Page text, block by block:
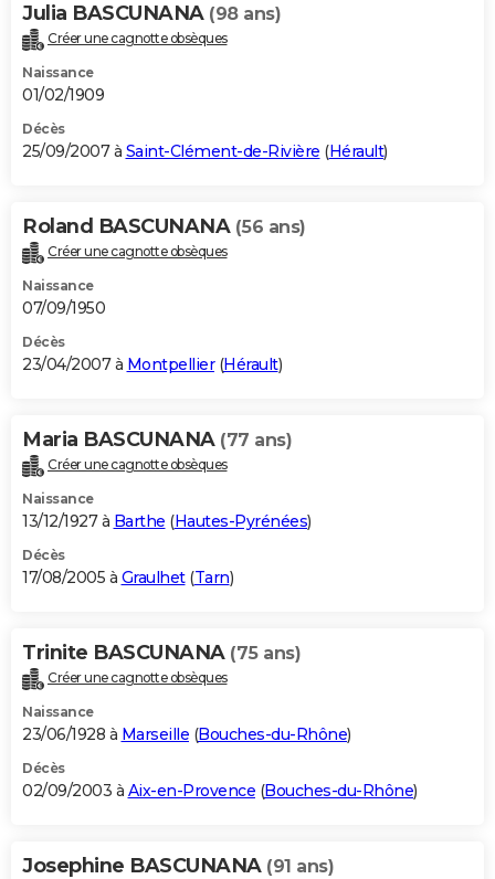
Julia BASCUNANA (98 ans)
Créer une cagnotte obsèques
Naissance
01/02/1909
Décès
25/09/2007 à Saint-Clément-de-Rivière (Hérault)
Roland BASCUNANA (56 ans)
Créer une cagnotte obsèques
Naissance
07/09/1950
Décès
23/04/2007 à Montpellier(Hérault)
Maria BASCUNANA (77 ans)
Créer une cagnotte obsèques
Naissance
13/12/1927 à Barthe (Hautes-Pyrénées)
Décès
17/08/2005 à Graulhet(Tarn)
Trinite BASCUNANA (75 ans)
Créer une cagnotte obsèques
Naissance
23/06/1928 à Marseille (Bouches-du-Rhône)
Décès
02/09/2003 à Aix-en-Provence (Bouches-du-Rhône)
Josephine BASCUNANA (91 ans)